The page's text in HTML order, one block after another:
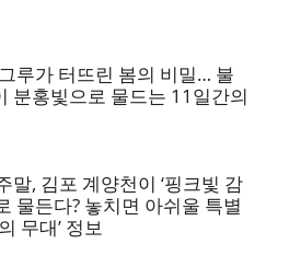
루가 터뜨린 봄의 비밀… 불
분홍빛으로 물드는 11일간의
말, 김포 계양천이 ‘핑크빛 감
물든다? 놓치면 아쉬울 특별
무대’ 정보